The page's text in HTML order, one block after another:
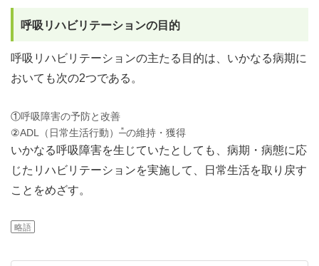
呼吸リハビリテーションの目的
呼吸リハビリテーションの主たる目的は、いかなる病期に
おいても次の2つである。
①呼吸障害の予防と改善
②ADL（日常生活行動） ＊ の維持・獲得
いかなる呼吸障害を生じていたとしても、病期・病態に応
じたリハビリテーションを実施して、日常生活を取り戻す
ことをめざす。
略語